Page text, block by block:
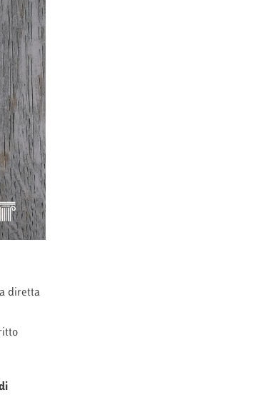
diretta